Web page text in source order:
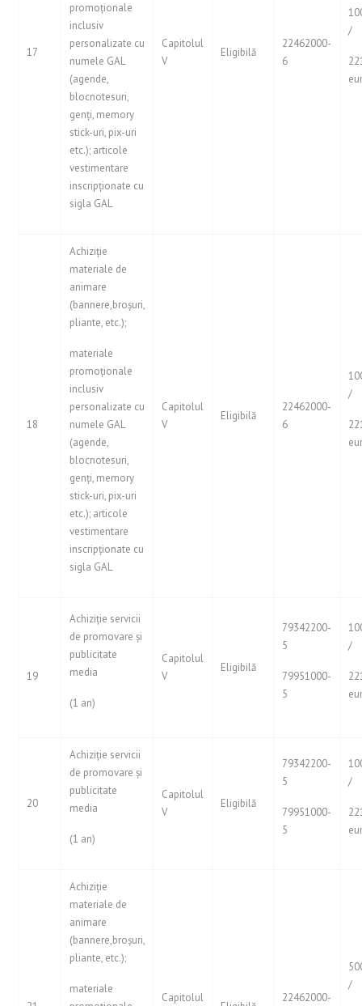
17
promoționale
inclusiv
personalizate cu
numele GAL
(agende,
blocnotesuri,
genți, memory
stick-uri, pix-uri
etc.); articole
vestimentare
inscripționate cu
sigla GAL
Capitolul
V
Eligibilă
22462000-
6
/
18
Achiziție
materiale de
animare
(bannere,broșuri,
pliante, etc.);
materiale
promoționale
inclusiv
personalizate cu
numele GAL
(agende,
blocnotesuri,
genți, memory
stick-uri, pix-uri
etc.); articole
vestimentare
inscripționate cu
sigla GAL
Capitolul
V
Eligibilă
22462000-
6
/
19
Achiziție servicii
de promovare și
publicitate
media
(1 an)
Capitolul
V
Eligibilă
79342200-
5
79951000-
5
/
20
Achiziție servicii
de promovare și
publicitate
media
(1 an)
Capitolul
V
Eligibilă
79342200-
5
79951000-
5
/
Achiziție
materiale de
animare
(bannere,broșuri,
pliante, etc.);
materiale
Capitolul 22462000-
/